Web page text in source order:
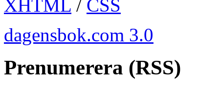
XHTML / CSS
dagensbok.com 3.0
Prenumerera (RSS)